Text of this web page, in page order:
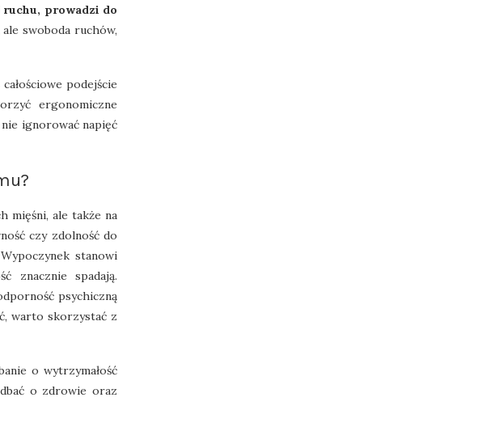
prowadzi do
swoboda ruchów,
podejście
ergonomiczne
ignorować napięć
mięśni, ale także na
czy zdolność do
stanowi
znacznie spadają.
psychiczną
warto skorzystać z
o wytrzymałość
o zdrowie oraz